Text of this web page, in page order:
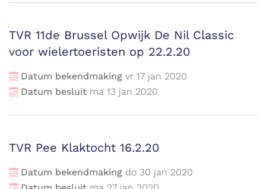
TVR 11de Brussel Opwijk De Nil Classic
voor wielertoeristen op 22.2.20
Datum bekendmaking vr 17 jan 2020
Datum besluit ma 13 jan 2020
TVR Pee Klaktocht 16.2.20
Datum bekendmaking do 30 jan 2020